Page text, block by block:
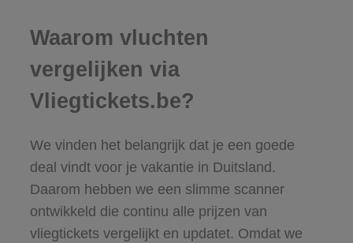
Waarom vluchten
vergelijken via
Vliegtickets.be?
We vinden het belangrijk dat je een goede
deal vindt voor je vakantie in Duitsland.
Daarom hebben we een slimme scanner
ontwikkeld die continu alle prijzen van
vliegtickets vergelijkt en updatet. Omdat we